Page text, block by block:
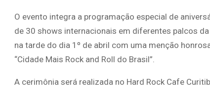
O evento integra a programação especial de
de 30 shows internacionais em diferentes palcos
na tarde do dia 1º de abril com uma menção
“Cidade Mais Rock and Roll do Brasil”.
A cerimônia será realizada no Hard Rock Cafe